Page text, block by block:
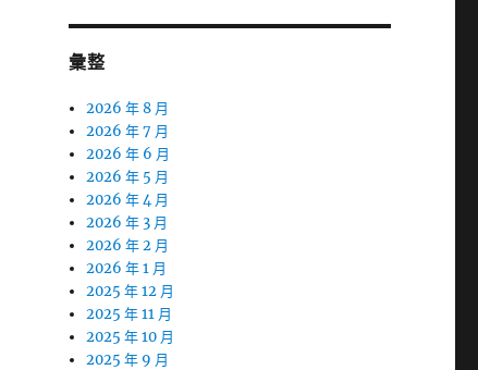
彙整
2026 年 8 月
2026 年 7 月
2026 年 6 月
2026 年 5 月
2026 年 4 月
2026 年 3 月
2026 年 2 月
2026 年 1 月
2025 年 12 月
2025 年 11 月
2025 年 10 月
2025 年 9 月